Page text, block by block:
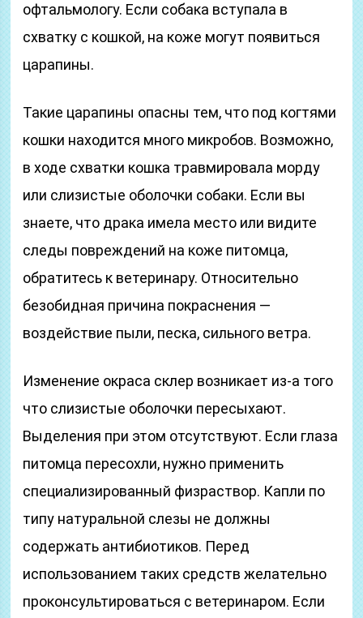
офтальмологу. Если собака вступала в
схватку с кошкой, на коже могут появиться
царапины.
Такие царапины опасны тем, что под когтями
кошки находится много микробов. Возможно,
в ходе схватки кошка травмировала морду
или слизистые оболочки собаки. Если вы
знаете, что драка имела место или видите
следы повреждений на коже питомца,
обратитесь к ветеринару. Относительно
безобидная причина покраснения —
воздействие пыли, песка, сильного ветра.
Изменение окраса склер возникает из-а того
что слизистые оболочки пересыхают.
Выделения при этом отсутствуют. Если глаза
питомца пересохли, нужно применить
специализированный физраствор. Капли по
типу натуральной слезы не должны
содержать антибиотиков. Перед
использованием таких средств желательно
проконсультироваться с ветеринаром. Если